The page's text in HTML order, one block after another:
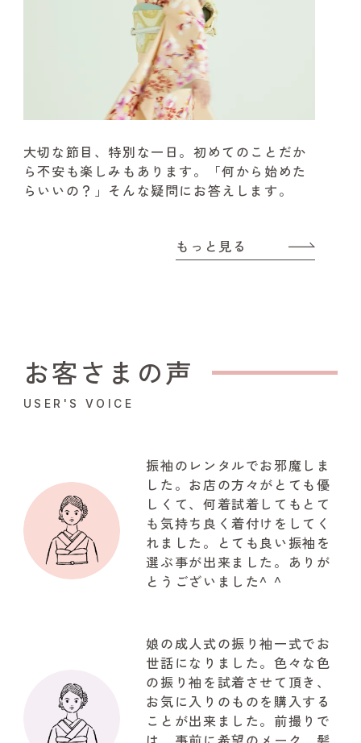
大切な節目、特別な一日。初めてのことだか
ら不安も楽しみもあります。
「何から始めた
らいいの？」そんな疑問にお答えします。
もっと見る
お客さまの声
USER'S VOICE
振袖のレンタルでお邪魔しま
した。お店の方々がとても優
しくて、何着試着してもとて
も気持ち良く着付けをしてく
れました。とても良い振袖を
選ぶ事が出来ました。ありが
とうございました^ ^
娘の成人式の振り袖一式でお
世話になりました。色々な色
の振り袖を試着させて頂き、
お気に入りのものを購入する
ことが出来ました。前撮りで